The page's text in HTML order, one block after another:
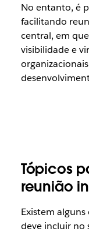
No entanto, é
facilitando
central, em
visibilidade e
Tópicos
reunião
Existem
deve incluir no